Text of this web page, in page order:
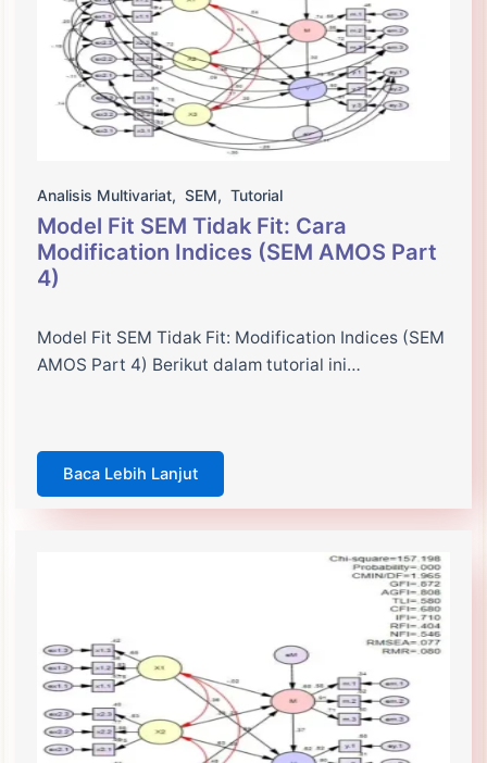
Analisis Multivariat, SEM, Tutorial
Model Fit SEM Tidak Fit: Cara
Modification Indices (SEM AMOS Part
4)
Model Fit SEM Tidak Fit: Modification Indices (SEM
AMOS Part 4) Berikut dalam tutorial ini…
Baca Lebih Lanjut